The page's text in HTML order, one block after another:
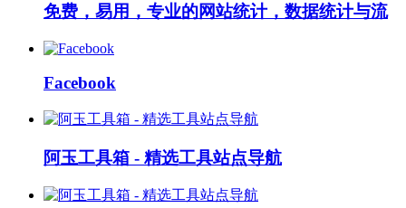
免费，易用，专业的网站统计，数据统计与流
Facebook
阿玉工具箱 - 精选工具站点导航